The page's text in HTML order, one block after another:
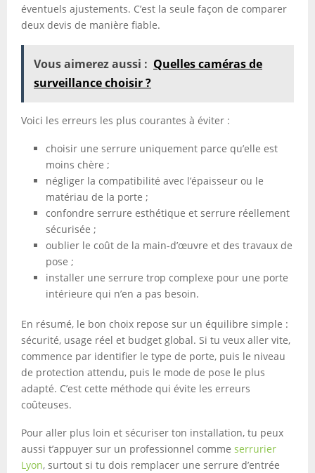
éventuels ajustements. C’est la seule façon de comparer
deux devis de manière fiable.
Vous aimerez aussi : Quelles caméras de
surveillance choisir ?
Voici les erreurs les plus courantes à éviter :
choisir une serrure uniquement parce qu’elle est
moins chère ;
négliger la compatibilité avec l’épaisseur ou le
matériau de la porte ;
confondre serrure esthétique et serrure réellement
sécurisée ;
oublier le coût de la main-d’œuvre et des travaux de
pose ;
installer une serrure trop complexe pour une porte
intérieure qui n’en a pas besoin.
En résumé, le bon choix repose sur un équilibre simple :
sécurité, usage réel et budget global. Si tu veux aller vite,
commence par identifier le type de porte, puis le niveau
de protection attendu, puis le mode de pose le plus
adapté. C’est cette méthode qui évite les erreurs
coûteuses.
Pour aller plus loin et sécuriser ton installation, tu peux
aussi t’appuyer sur un professionnel comme serrurier
Lyon, surtout si tu dois remplacer une serrure d’entrée